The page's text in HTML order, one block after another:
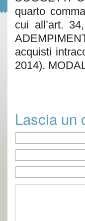
quarto
cui all’art.
acquisti
2014).
Lascia un